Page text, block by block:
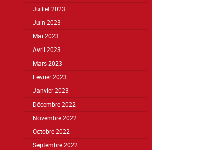
Juillet 2023
Juin 2023
Mai 2023
Avril 2023
Mars 2023
Février 2023
Janvier 2023
Décembre 2022
Novembre 2022
Octobre 2022
Septembre 2022